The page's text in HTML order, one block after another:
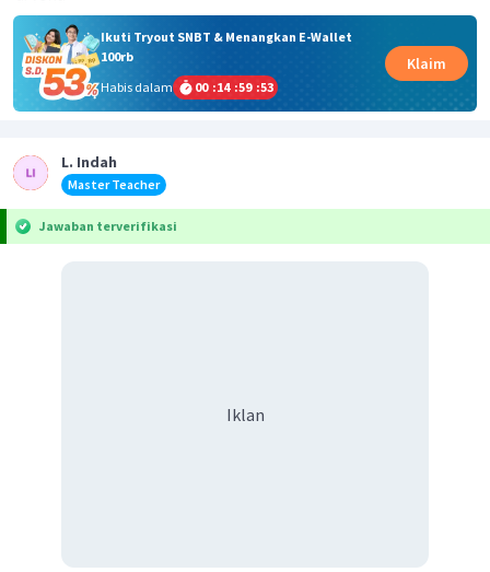
Ikuti Tryout SNBT & Menangkan E-Wallet
100rb
Habis dalam
00 :14 :59 :53
Klaim
L. Indah
Master Teacher
Jawaban terverifikasi
Iklan